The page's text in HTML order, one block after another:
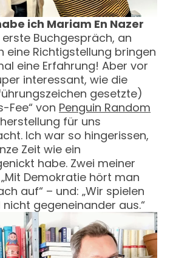
ich Mariam En Nazer
erste Buchgespräch, an
eine Richtigstellung bringen
eine Erfahrung! Aber vor
interessant, wie die
gesetzte)
Fee“ von Penguin Random
für uns
Ich war so hingerissen,
Zeit wie ein
habe. Zwei meiner
Demokratie hört man
auf“ – und: „Wir spielen
gegeneinander aus.“